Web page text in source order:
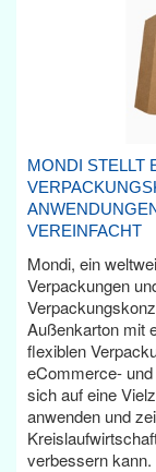
MONDI STELLT
VEREINFACHT
Mondi, ein
Verpackungen
Außenkarton mit
flexiblen
eCommerce-
sich auf eine
anwenden und
verbessern kann.